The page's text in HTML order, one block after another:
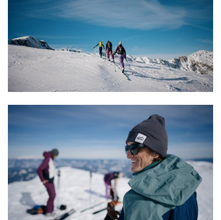
Harscheisen
LVS-Gerät
Lawinenschaufel
Lawinensonde
PERSÖNLICHE
AUSRÜSTUNG
Funktionelle Skitourenbekleidung
Wechselbekleidung für Hütte/Hotel
Handschuhe und Reservehandschuhe
Mütze und Schlauchtuch
Sonnenbrille und Skibrille
Sonnencreme und Lippenschutz
Trinkflasche/Thermosflasche
Erste-Hilfe-Set
passende Erholung finden Sie in der hauseigenen